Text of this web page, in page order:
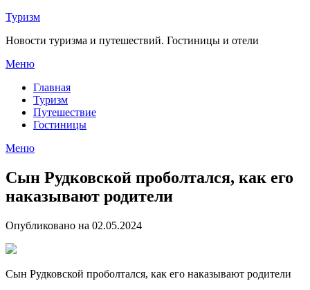
Перейти
содержимому
Туризм
Новости туризма и путешествий. Гостиницы и отели
Меню
Главная
Туризм
Путешествие
Гостиницы
Меню
Сын Рудковской проболтался, как его
наказывают родители
Опубликовано на 02.05.2024
Сын Рудковской проболтался, как его наказывают родители